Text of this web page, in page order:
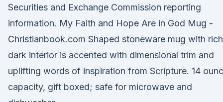
Securities and Exchange Commission reporting
information. My Faith and Hope Are in God Mug -
Christianbook.com Shaped stoneware mug with rich
dark interior is accented with dimensional trim and
uplifting words of inspiration from Scripture. 14
capacity, gift boxed; safe for microwave and